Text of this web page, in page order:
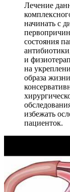
Лечение
начинать с
состояния
и
на
образа
избежать
пациенток.